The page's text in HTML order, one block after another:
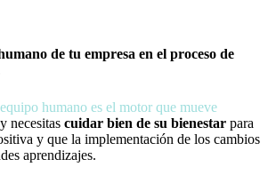
de tu empresa en el proceso de
humano es el motor que mueve
y necesitas cuidar bien de su bienestar para
y que la implementación de los cambios
aprendizajes.